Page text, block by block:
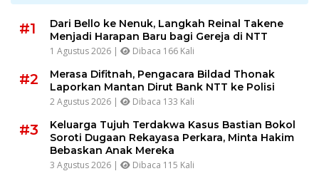
#1
Dari Bello ke Nenuk, Langkah Reinal Takene
Menjadi Harapan Baru bagi Gereja di NTT
1 Agustus 2026 | Dibaca 166 Kali
#2
Merasa Difitnah, Pengacara Bildad Thonak
Laporkan Mantan Dirut Bank NTT ke Polisi
2 Agustus 2026 | Dibaca 133 Kali
#3
Keluarga Tujuh Terdakwa Kasus Bastian Bokol
Soroti Dugaan Rekayasa Perkara, Minta Hakim
Bebaskan Anak Mereka
3 Agustus 2026 | Dibaca 115 Kali